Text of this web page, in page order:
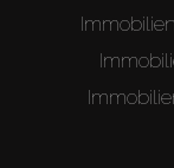
Agenten